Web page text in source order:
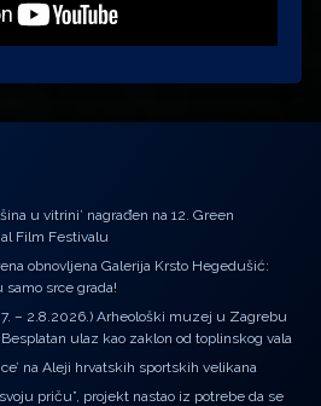
u vitrini’ nagrađen na 12. Green
Film Festivalu
obnovljena Galerija Krsto Hegedušić:
srce grada!
– 2.8.2026.) Arheološki muzej u Zagrebu
ulaz kao zaklon od toplinskog vala
na Aleji hrvatskih sportskih velikana
priču”, projekt nastao iz potrebe da se